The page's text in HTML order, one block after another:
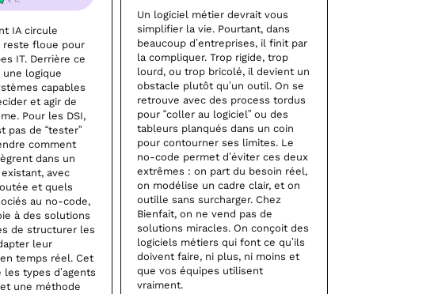
IA circule
reste floue pour
IT. Derrière ce
logique
capables
et agir de
Pour les DSI,
pas de “tester”
comment
dans un
avec
et quels
au no-code,
à des solutions
de structurer les
leur
temps réel. Cet
types d’agents
une méthode
Un logiciel métier devrait vous
simplifier la vie. Pourtant, dans
beaucoup d’entreprises, il finit par
la compliquer. Trop rigide, trop
lourd, ou trop bricolé, il devient un
obstacle plutôt qu’un outil. On se
retrouve avec des process tordus
pour “coller au logiciel” ou des
tableurs planqués dans un coin
pour contourner ses limites. Le
no-code permet d’éviter ces deux
extrêmes : on part du besoin réel,
on modélise un cadre clair, et on
outille sans surcharger. Chez
Bienfait, on ne vend pas de
solutions miracles. On conçoit des
logiciels métiers qui font ce qu’ils
doivent faire, ni plus, ni moins et
que vos équipes utilisent
vraiment.